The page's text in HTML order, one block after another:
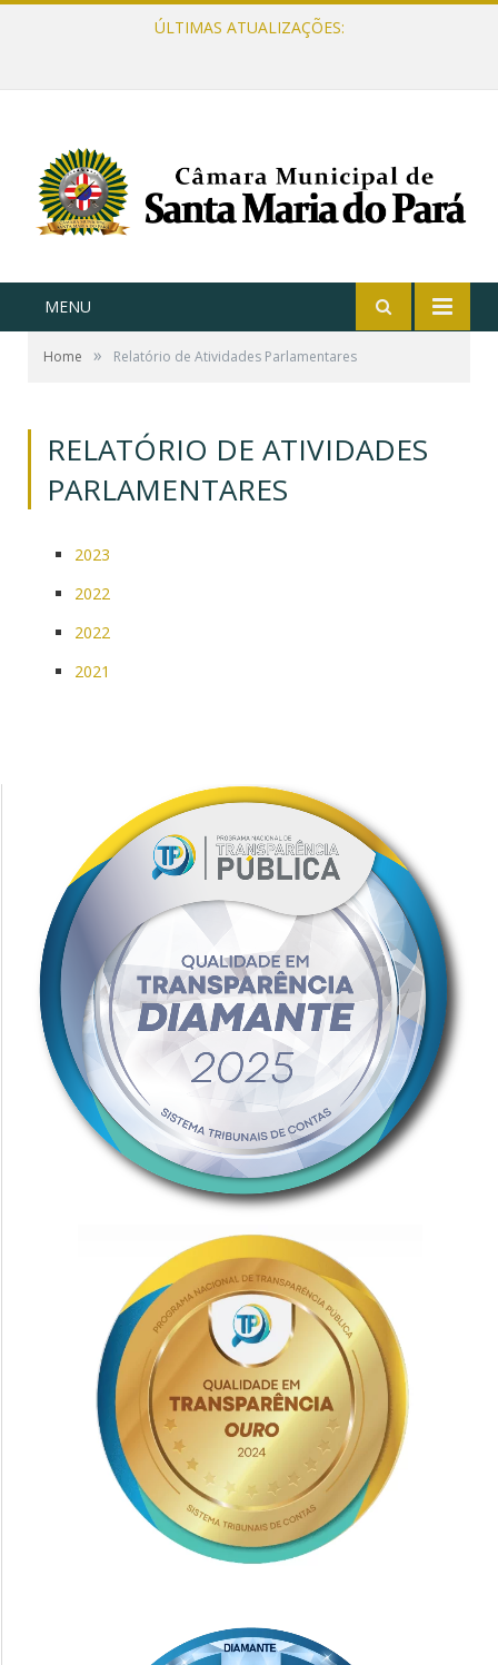
ÚLTIMAS ATUALIZAÇÕES:
MENU
Home » Relatório de Atividades Parlamentares
RELATÓRIO DE ATIVIDADES
PARLAMENTARES
2023
2022
2022
2021